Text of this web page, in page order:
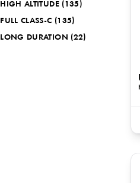
HIGH ALTITUDE (135)
FULL CLASS-C (135)
LONG DURATION (22)